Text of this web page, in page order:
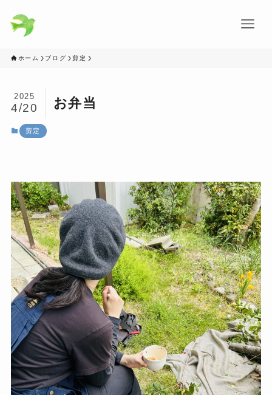
ホーム ブログ 剪定
お弁当
2025
4/20
剪定